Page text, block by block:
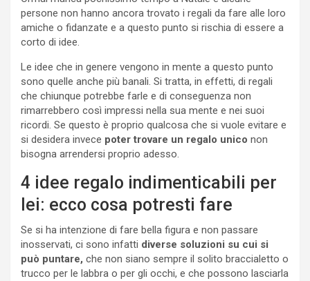
persone non hanno ancora trovato i regali da fare alle loro
amiche o fidanzate e a questo punto si rischia di essere a
corto di idee.
Le idee che in genere vengono in mente a questo punto
sono quelle anche più banali. Si tratta, in effetti, di regali
che chiunque potrebbe farle e di conseguenza non
rimarrebbero così impressi nella sua mente e nei suoi
ricordi. Se questo è proprio qualcosa che si vuole evitare e
si desidera invece poter trovare un regalo unico non
bisogna arrendersi proprio adesso.
4 idee regalo indimenticabili per
lei: ecco cosa potresti fare
Se si ha intenzione di fare bella figura e non passare
inosservati, ci sono infatti diverse soluzioni su cui si
può puntare, che non siano sempre il solito braccialetto o
trucco per le labbra o per gli occhi, e che possono lasciarla